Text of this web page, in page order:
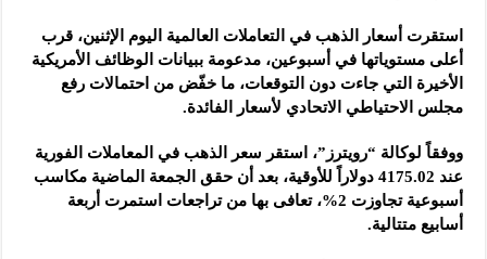
استقرت أسعار الذهب في التعاملات العالمية اليوم الإثنين، قرب
أعلى مستوياتها في أسبوعين، مدعومة ببيانات الوظائف ‏الأمريكية
الأخيرة التي جاءت دون التوقعات، ما خفّض من احتمالات رفع
مجلس الاحتياطي الاتحادي لأسعار الفائدة‎.‎
ووفقاً لوكالة “رويترز”، استقر سعر الذهب في المعاملات الفورية
عند 4175.02 دولاراً للأوقية، بعد أن حقق الجمعة ‏الماضية مكاسب
أسبوعية تجاوزت 2%، تعافى بها من تراجعات استمرت أربعة
أسابيع متتالية‎.‎